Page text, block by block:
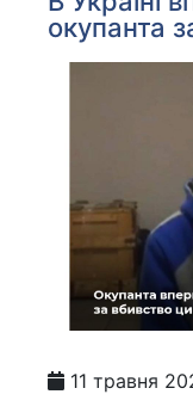
окупанта
11 травня